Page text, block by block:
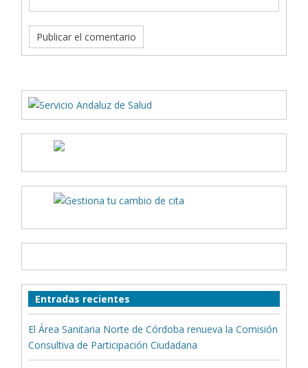
Entradas recientes
El Área Sanitaria Norte de Córdoba renueva la Comisión
Consultiva de Participación Ciudadana